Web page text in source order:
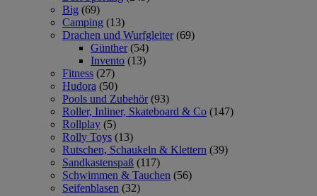
Big (69)
Camping (13)
Drachen und Wurfgleiter (69)
Günther (54)
Invento (13)
Fitness (27)
Hudora (50)
Pools und Zubehör (93)
Roller, Inliner, Skateboard & Co (147)
Rollplay (5)
Rolly Toys (13)
Rutschen, Schaukeln & Klettern (39)
Sandkastenspaß (117)
Schwimmen & Tauchen (56)
Seifenblasen (32)